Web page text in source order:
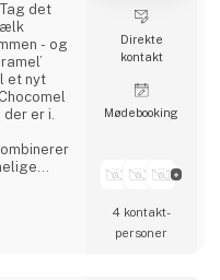
det
- og
et nyt
er i.
Direkte
kontakt
Møde­booking
4 kontakt­
personer